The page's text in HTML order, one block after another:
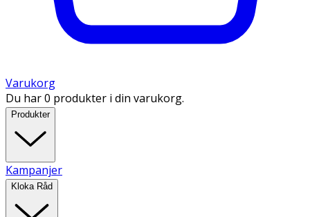
Varukorg
Du har 0 produkter i din varukorg.
Produkter
Kampanjer
Kloka Råd